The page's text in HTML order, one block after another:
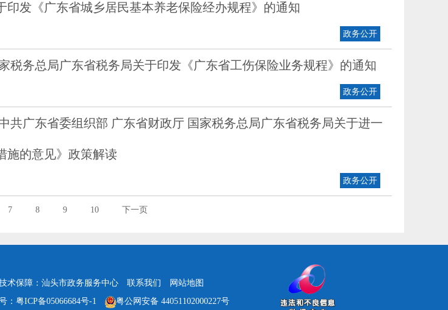
印发《广东省城乡居民基本养老保险经办规程》的通知
政务公开
税务总局广东省税务局关于印发《广东省工伤保险业务规程》的通知
政务公开
共广东省委组织部 广东省财政厅 国家税务总局广东省税务局关于进一
施的意见》政策解读
政务公开
7 8 9 10 下一页
术保障：汕头市政务服务中心 联系我们
网站地图
：粤ICP备05066684号-1 粤公网安备 44051102000227号